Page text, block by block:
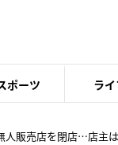
ポーツ ライ
人販売店を閉店…店主